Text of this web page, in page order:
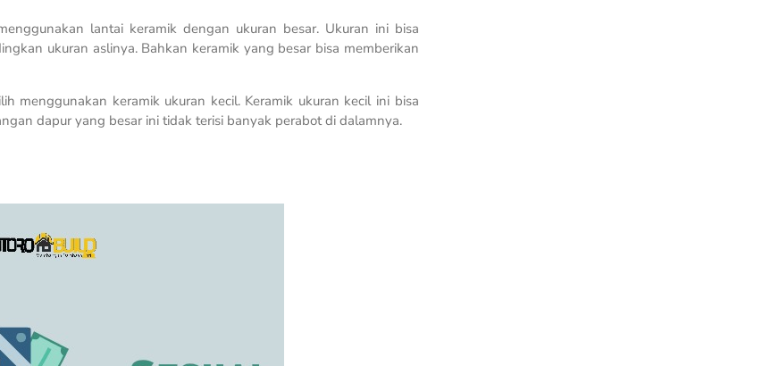
lantai keramik dengan ukuran besar. Ukuran ini bisa
ukuran aslinya. Bahkan keramik yang besar bisa memberikan
menggunakan keramik ukuran kecil. Keramik ukuran kecil ini bisa
dapur yang besar ini tidak terisi banyak perabot di dalamnya.